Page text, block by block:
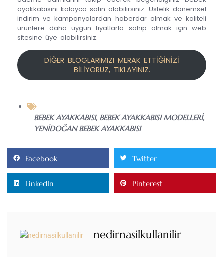
ayakkabısını kolayca satın alabilirsiniz. Üstelik dönemsel
indirim ve kampanyalardan haberdar olmak ve kaliteli
ürünlere daha uygun fiyatlarla sahip olmak için web
sitesine üye olabilirsiniz.
DİĞER BLOGLARIMIZI MERAK ETTİĞİNİZİ
BİLİYORUZ, TIKLAYINIZ.
BEBEK AYAKKABISI, BEBEK AYAKKABISI MODELLERI,
YENIDOĞAN BEBEK AYAKKABISI
Facebook Twitter
LinkedIn Pinterest
nedirnasilkullanilir